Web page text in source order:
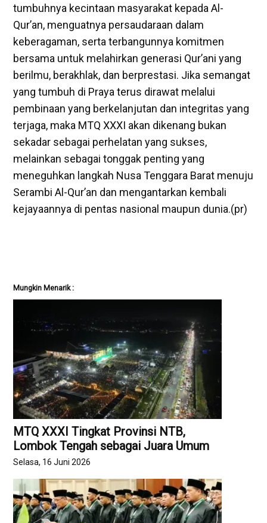
tumbuhnya kecintaan masyarakat kepada Al-
Qur’an, menguatnya persaudaraan dalam
keberagaman, serta terbangunnya komitmen
bersama untuk melahirkan generasi Qur’ani yang
berilmu, berakhlak, dan berprestasi. Jika semangat
yang tumbuh di Praya terus dirawat melalui
pembinaan yang berkelanjutan dan integritas yang
terjaga, maka MTQ XXXI akan dikenang bukan
sekadar sebagai perhelatan yang sukses,
melainkan sebagai tonggak penting yang
meneguhkan langkah Nusa Tenggara Barat menuju
Serambi Al-Qur’an dan mengantarkan kembali
kejayaannya di pentas nasional maupun dunia.(pr)
Mungkin Menarik :
MTQ XXXI Tingkat Provinsi NTB,
Lombok Tengah sebagai Juara Umum
Selasa, 16 Juni 2026